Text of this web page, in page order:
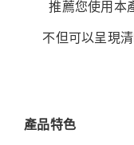
推薦您使用本
不但可以呈現
產品特色